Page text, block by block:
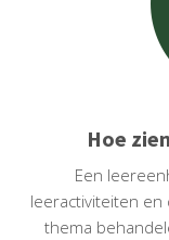
Hoe
Een
leeractiviteiten
thema